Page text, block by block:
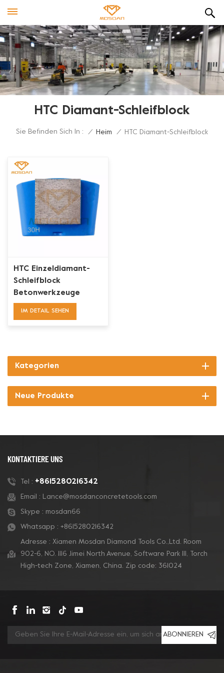
HTC Diamant-Schleifblock
Sie Befinden Sich In : / Heim / HTC Diamant-Schleifblock
HTC Einzeldiamant-
Schleifblock
Betonwerkzeuge
IM DETAIL SEHEN
Kategorien
Neue Produkte
KONTAKTIERE UNS
Tel : +8615280216342
Email : Lance@mosdanconcretetools.com
Skype : mosdan66
Whatsapp : +8615280216342
Adresse : Xiamen Mosdan Diamond Tools Co.,Ltd. Room
902-6, NO. 1116 Jimei North Avenue, Software Park Ill, Torch
High-tech Zone, Xiamen, China. Zip code: 361024
ABONNIEREN